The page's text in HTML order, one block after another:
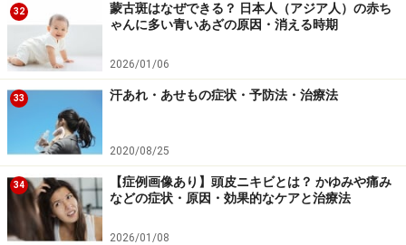
32
蒙古斑はなぜできる？ 日本人（アジア人）の赤ち
ゃんに多い青いあざの原因・消える時期
2026/01/06
33 汗あれ・あせもの症状・予防法・治療法
2020/08/25
34
【症例画像あり】頭皮ニキビとは？ かゆみや痛み
などの症状・原因・効果的なケアと治療法
2026/01/08